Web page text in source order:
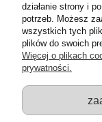
Sklep z
działanie strony i
potrzeb. Możesz
wszystkich tych
plików do swoich
Więcej o plikach
prywatności.